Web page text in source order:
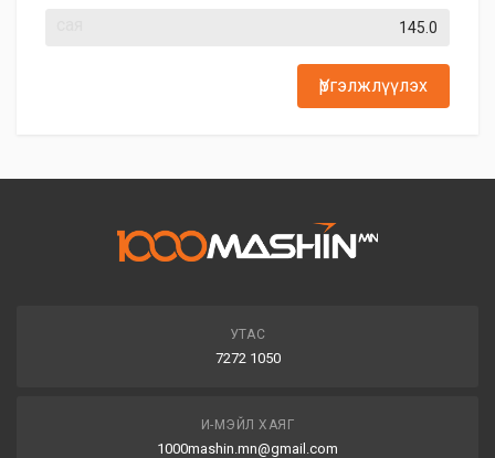
Үргэлжлүүлэх
УТАС
7272 1050
И-МЭЙЛ ХАЯГ
1000mashin.mn@gmail.com